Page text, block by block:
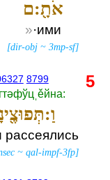
אֹתָ֖:ם
»·ими
[dir-obj ~3mp-sf]
8799
рассеялись
~qal-impf-3fp]
5